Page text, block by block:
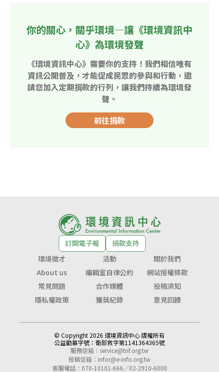
你的關心，關乎環境—讓《環境資訊中
心》為環境發聲
《環境資訊中心》需要你的支持！我們相信唯有
資訊公開普及，才能促成民眾的參與和行動，邀
請您加入定期捐款的行列，讓我們持續為環境發
聲。
前往捐款
訂閱電子報
捐款支持
環境徵才
活動
關於我們
About us
編輯室自律公約
網站授權條款
常見問題
合作媒體
投稿須知
隱私權政策
獲獎紀錄 意見回饋
© Copyright 2026 環境資訊中心 版權所有
公益勸募字號： 衛部救字第1141364365號
服務信箱： service@tnf.org.tw
投稿信箱： infor@e-info.org.tw
客服電話：070-10101-666／02-2910-6000